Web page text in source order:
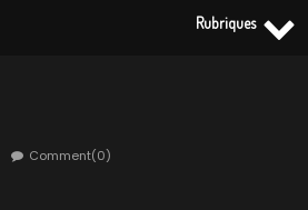
Comment(0)
Rubriques